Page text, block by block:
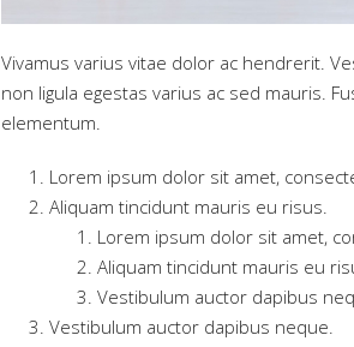
Vivamus varius vitae dolor ac hendrerit.
non ligula egestas varius ac sed mauris.
elementum.
Lorem ipsum dolor sit amet,
Aliquam tincidunt mauris eu risus.
Lorem ipsum dolor sit amet,
Aliquam tincidunt mauris eu
Vestibulum auctor dapibus
Vestibulum auctor dapibus neque.